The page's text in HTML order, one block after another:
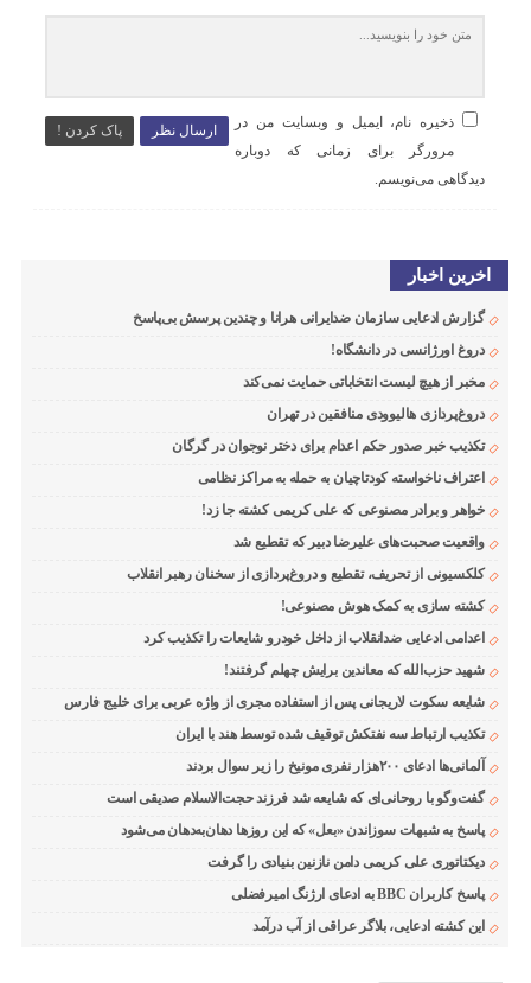
ارسال نظر پاک کردن !
ذخیره نام، ایمیل و وبسایت من در
مرورگر برای زمانی که دوباره
دیدگاهی می‌نویسم.
اخرین اخبار
گزارش ادعایی سازمان ضدایرانی هرانا و چندین پرسش بی‌پاسخ
دروغ اورژانسی در دانشگاه!
مخبر از هیچ لیست انتخاباتی حمایت نمی‌کند
دروغ‌پردازی هالیوودی منافقین در تهران
تکذیب خبر صدور حکم اعدام برای دختر نوجوان در گرگان
اعتراف ناخواسته کودتاچیان به حمله به مراکز نظامی
خواهر و برادر مصنوعی که علی کریمی کشته جا زد!
واقعیت صحبت‌های علیرضا دبیر که تقطیع شد
کلکسیونی از تحریف، تقطیع و دروغ‌پردازی از سخنان رهبر انقلاب
کشته سازی به کمک هوش مصنوعی!
اعدامی ادعایی ضدانقلاب از داخل خودرو شایعات را تکذیب کرد
شهید حزب‌الله که معاندین برایش چهلم گرفتند!
شایعه سکوت لاریجانی پس از استفاده مجری از واژه عربی برای خلیج فارس
تکذیب ارتباط سه نفتکش توقیف شده توسط هند با ایران
آلمانی‌ها ادعای ۲۰۰هزار نفری مونیخ را زیر سوال بردند
گفت‌وگو با روحانی‌ای که شایعه شد فرزند حجت‌الاسلام صدیقی است
پاسخ به شبهات سوزاندن «بعل» که این روزها دهان‌به‌دهان می‌شود
دیکتاتوری علی کریمی دامن نازنین بنیادی را گرفت
پاسخ کاربران BBC به ادعای ارژنگ امیرفضلی
این کشته ادعایی، بلاگر عراقی از آب درآمد